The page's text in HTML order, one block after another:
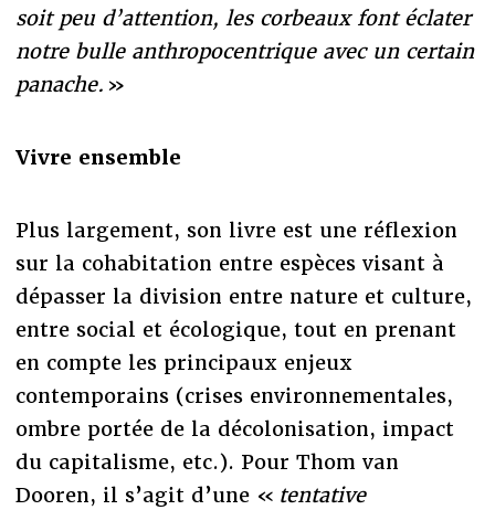
soit peu d’attention, les corbeaux font éclater
notre bulle anthropocentrique avec un certain
panache. »
Vivre ensemble
Plus largement, son livre est une réflexion
sur la cohabitation entre espèces visant à
dépasser la division entre nature et culture,
entre social et écologique, tout en prenant
en compte les principaux enjeux
contemporains (crises environnementales,
ombre portée de la décolonisation, impact
du capitalisme, etc.). Pour Thom van
Dooren, il s’agit d’une « tentative